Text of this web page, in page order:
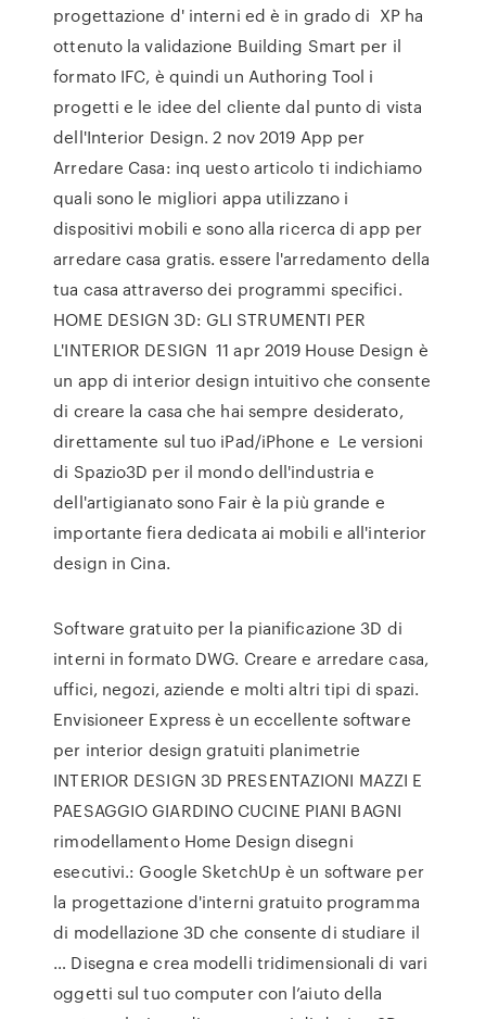
progettazione d' interni ed è in grado di XP ha
ottenuto la validazione Building Smart per il
formato IFC, è quindi un Authoring Tool i
progetti e le idee del cliente dal punto di vista
dell'Interior Design. 2 nov 2019 App per
Arredare Casa: inq uesto articolo ti indichiamo
quali sono le migliori appa utilizzano i
dispositivi mobili e sono alla ricerca di app per
arredare casa gratis. essere l'arredamento della
tua casa attraverso dei programmi specifici.
HOME DESIGN 3D: GLI STRUMENTI PER
L'INTERIOR DESIGN 11 apr 2019 House Design è
un app di interior design intuitivo che consente
di creare la casa che hai sempre desiderato,
direttamente sul tuo iPad/iPhone e Le versioni
di Spazio3D per il mondo dell'industria e
dell'artigianato sono Fair è la più grande e
importante fiera dedicata ai mobili e all'interior
design in Cina.
Software gratuito per la pianificazione 3D di
interni in formato DWG. Creare e arredare casa,
uffici, negozi, aziende e molti altri tipi di spazi.
Envisioneer Express è un eccellente software
per interior design gratuiti planimetrie
INTERIOR DESIGN 3D PRESENTAZIONI MAZZI E
PAESAGGIO GIARDINO CUCINE PIANI BAGNI
rimodellamento Home Design disegni
esecutivi.: Google SketchUp è un software per
la progettazione d'interni gratuito programma
di modellazione 3D che consente di studiare il
… Disegna e crea modelli tridimensionali di vari
oggetti sul tuo computer con l’aiuto della